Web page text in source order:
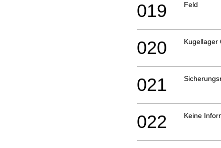
Feld
019
Kugellager
020
021
Keine
022